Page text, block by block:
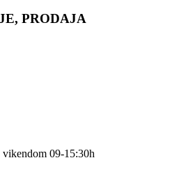
PRODAJA
09-15:30h